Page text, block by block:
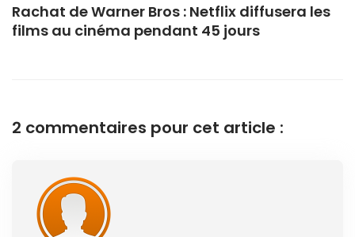
Rachat de Warner Bros : Netflix diffusera les
films au cinéma pendant 45 jours
2 commentaires pour cet article :